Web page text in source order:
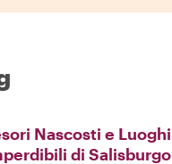
Nascosti e Luoghi
di Salisburgo